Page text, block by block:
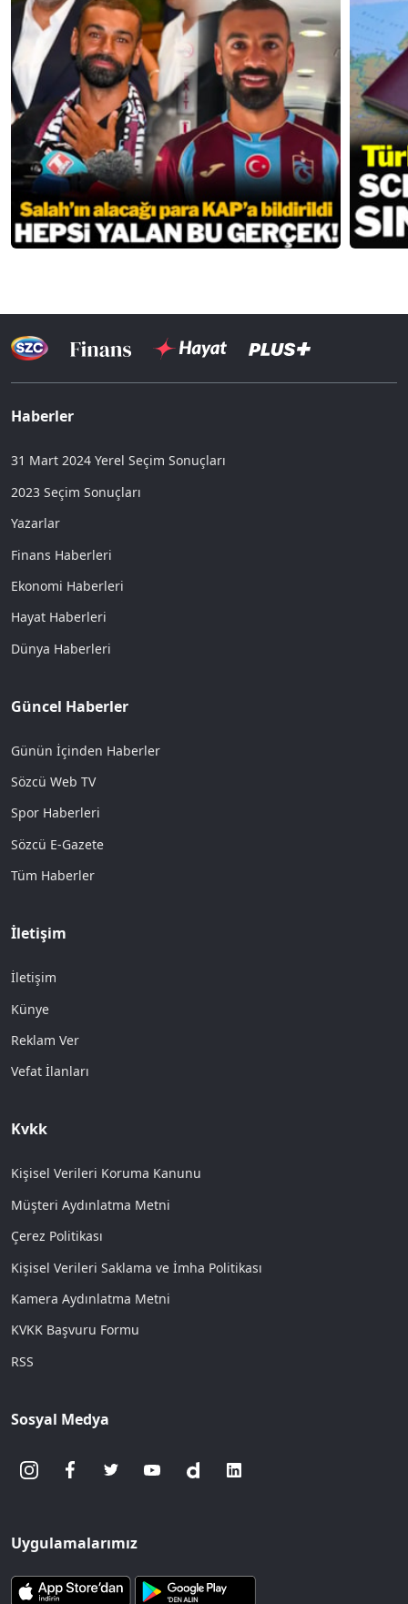
Haberler
31 Mart 2024 Yerel Seçim Sonuçları
2023 Seçim Sonuçları
Yazarlar
Finans Haberleri
Ekonomi Haberleri
Hayat Haberleri
Dünya Haberleri
Güncel Haberler
Günün İçinden Haberler
Sözcü Web TV
Spor Haberleri
Sözcü E-Gazete
Tüm Haberler
İletişim
İletişim
Künye
Reklam Ver
Vefat İlanları
Kvkk
Kişisel Verileri Koruma Kanunu
Müşteri Aydınlatma Metni
Çerez Politikası
Kişisel Verileri Saklama ve İmha Politikası
Kamera Aydınlatma Metni
KVKK Başvuru Formu
RSS
Sosyal Medya
Uygulamalarımız